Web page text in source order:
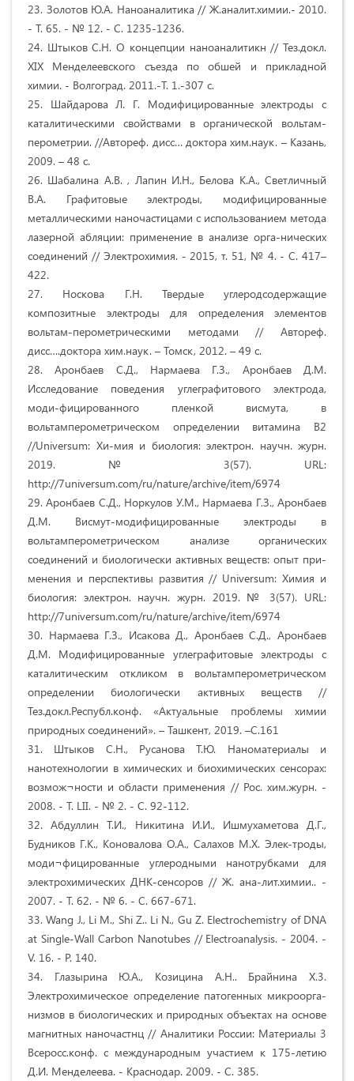
23. Золотов Ю.А. Наноаналитика // Ж.аналит.химии.- 2010.
- Т. 65. - № 12. - С. 1235-1236.
24. Штыков С.Н. О концепции наноаналитикн // Тез.докл.
XIX Менделеевского съезда по обшей и прикладной
химии. - Волгоград. 2011.-Т. 1.-307 с.
25. Шайдарова Л. Г. Модифицированные электроды с
каталитическими свойствами в органической вольтам-
перометрии. //Автореф. дисс… доктора хим.наук. – Казань,
2009. – 48 с.
26. Шабалина А.В. , Лапин И.Н., Белова К.А., Светличный
В.А. Графитовые электроды, модифицированные
металлическими наночастицами с использованием метода
лазерной абляции: применение в анализе орга-нических
соединений // Электрохимия. - 2015, т. 51, № 4. - С. 417–
422.
27. Носкова Г.Н. Твердые углеродсодержащие
композитные электроды для определения элементов
вольтам-перометрическими методами // Автореф.
дисс….доктора хим.наук. – Томск, 2012. – 49 с.
28. Аронбаев С.Д., Нармаева Г.З., Аронбаев Д.М.
Исследование поведения углеграфитового электрода,
моди-фицированного пленкой висмута, в
вольтамперометрическом определении витамина В2
//Universum: Хи-мия и биология: электрон. научн. журн.
2019. № 3(57). URL:
http://7universum.com/ru/nature/archive/item/6974
29. Аронбаев С.Д., Норкулов У.М., Нармаева Г.З., Аронбаев
Д.М. Висмут-модифицированные электроды в
вольтамперометрическом анализе органических
соединений и биологически активных веществ: опыт при-
менения и перспективы развития // Universum: Химия и
биология: электрон. научн. журн. 2019. № 3(57). URL:
http://7universum.com/ru/nature/archive/item/6974
30. Нармаева Г.З., Исакова Д., Аронбаев С.Д., Аронбаев
Д.М. Модифицированные углеграфитовые электроды с
каталитическим откликом в вольтамперометрическом
определении биологически активных веществ //
Тез.докл.Республ.конф. «Актуальные проблемы химии
природных соединений». – Ташкент, 2019. –С.161
31. Штыков С.Н., Русанова Т.Ю. Наноматериалы и
нанотехнологии в химических и биохимических сенсорах:
возмож¬ности и области применения // Рос. хим.журн. -
2008. - Т. LII. - № 2. - С. 92-112.
32. Абдуллин Т.И., Никитина И.И., Ишмухаметова Д.Г.,
Будников Г.К., Коновалова О.А., Салахов М.Х. Элек-троды,
моди¬фицированные углеродными нанотрубками для
электрохимических ДНК-сенсоров // Ж. ана-лит.химии.. -
2007. - Т. 62. - № 6. - С. 667-671.
33. Wang J., Li М., Shi Z.. Li N., Gu Z. Electrochemistry of DNA
at Single-Wall Carbon Nanotubes // Electroanalysis. - 2004. -
V. 16. - P. 140.
34. Глазырина Ю.А., Козицина A.H.. Брайнина X.3.
Электрохимическое определение патогенных микроорга-
низмов в биологических и природных объектах на основе
магнитных наночастнц // Аналитики России: Материалы 3
Всеросс.конф. с международным участием к 175-летию
Д.И. Менделеева. - Краснодар. 2009. - С. 385.